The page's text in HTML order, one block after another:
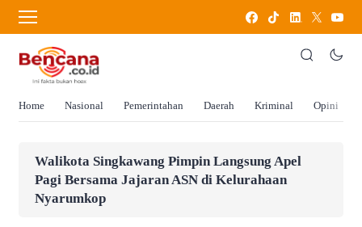
Home Nasional Pemerintahan Daerah Kriminal Opini
Walikota Singkawang Pimpin Langsung Apel
Pagi Bersama Jajaran ASN di Kelurahaan
Nyarumkop